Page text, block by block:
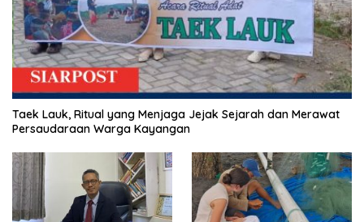
Taek Lauk, Ritual yang Menjaga Jejak Sejarah dan Merawat
Persaudaraan Warga Kayangan